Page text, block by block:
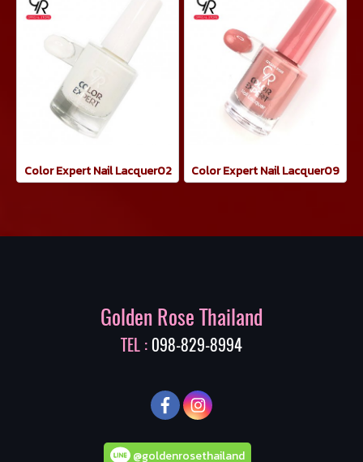
Color Expert Nail Lacquer02 Color Expert Nail Lacquer09
Golden Rose Thailand
TEL : 098-829-8994
@goldenrosethailand